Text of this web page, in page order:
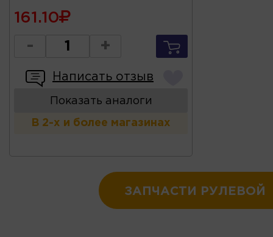
161.10
- +
Написать отзыв
Показать аналоги
В 2-х и более магазинах
ЗАПЧАСТИ РУЛЕВОЙ